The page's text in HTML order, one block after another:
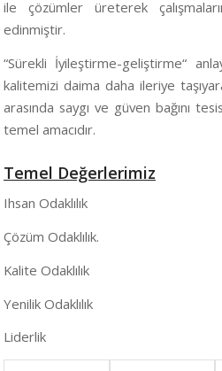
ile çözümler üreterek
edinmiştir.
“Sürekli İyileştirme-geliştirme“
kalitemizi daima daha ileriye
arasında saygı ve güven bağını
temel amacıdır.
Temel Değerlerimiz
Ihsan Odaklılık
Çözüm Odaklılık.
Kalite Odaklılık
Yenilik Odaklılık
Liderlik